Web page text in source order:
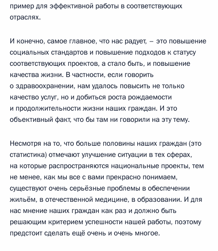
пример для эффективной работы в соответствующих
отраслях.
И конечно, самое главное, что нас радует, – это повышение
социальных стандартов и повышение подходов к статусу
соответствующих проектов, а стало быть, и повышение
качества жизни. В частности, если говорить
о здравоохранении, нам удалось повысить не только
качество услуг, но и добиться роста рождаемости
и продолжительности жизни наших граждан. И это
объективный факт, что бы там ни говорили на эту тему.
Несмотря на то, что больше половины наших граждан (это
статистика) отмечают улучшение ситуации в тех сферах,
на которые распространяются национальные проекты, тем
не менее, как мы все с вами прекрасно понимаем,
существуют очень серьёзные проблемы в обеспечении
жильём, в отечественной медицине, в образовании. И для
нас мнение наших граждан как раз и должно быть
решающим критерием успешности нашей работы, поэтому
предстоит сделать ещё очень и очень многое.